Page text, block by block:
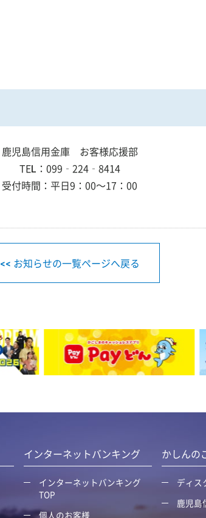
鹿児島信用金庫 お客様応援部
TEL：099‐224‐8414
受付時間：平日9：00～17：00
<< お知らせの一覧ページへ戻る
インターネットバンキング
インターネットバンキング
TOP
個人のお客様
かしんの
ディス
鹿児島